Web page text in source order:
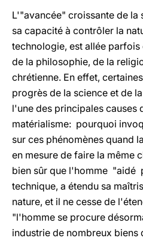
L'"avancée" croissante de la
sa capacité à contrôler la
technologie, est allée
de la philosophie, de la
chrétienne. En effet,
progrès de la science et de
l'une des principales causes
matérialisme: pourquoi
sur ces phénomènes quand
en mesure de faire la même
bien sûr que l'homme
technique, a étendu sa
nature, et il ne cesse de
"l'homme se procure
industrie de nombreux